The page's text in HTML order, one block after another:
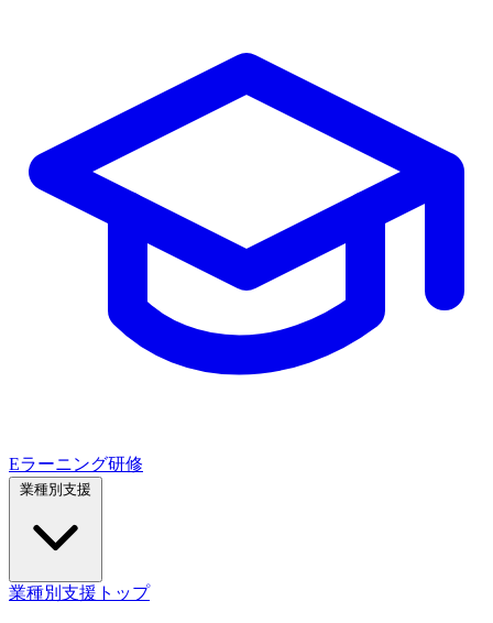
Eラーニング研修
業種別支援トップ